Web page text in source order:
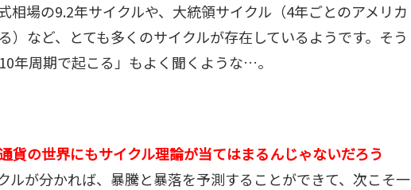
相場の9.2年サイクルや、大統領サイクル（4年ごとのアメリカ
）など、とても多くのサイクルが存在しているようです。そう
年周期で起こる」もよく聞くような…。
貨の世界にもサイクル理論が当てはまるんじゃないだろう
ルが分かれば、暴騰と暴落を予測することができて、次こそ一